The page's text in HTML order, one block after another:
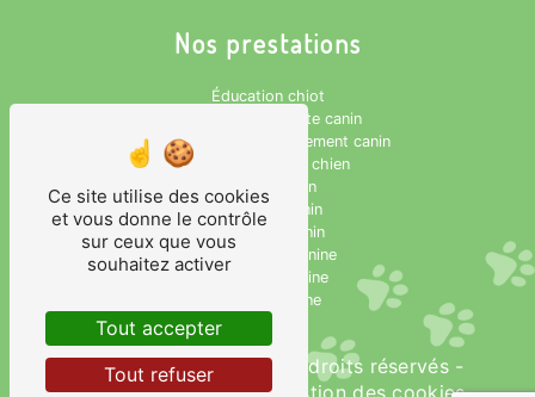
Nos prestations
Éducation chiot
Comportementaliste canin
Conseiller en comportement canin
Désensibilisation chien
Peur du chien
Dressage canin
Éducateur canin
Rééducation canine
Éducation canine
Pension canine
Vistalid- 2026 - Tous droits réservés -
Ce site utilise des cookies
et vous donne le contrôle
sur ceux que vous
souhaitez activer
Tout accepter
Tout refuser